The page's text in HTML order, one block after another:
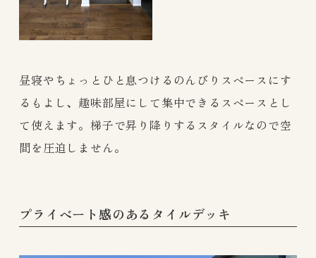
昼寝やちょっとひと息つけるのんびりスペースにす
るもよし、趣味部屋にして集中できるスペースとし
て使えます。梯子で昇り降りするスタイルなので空
間を圧迫しません。
プライベート感のあるタイルデッキ